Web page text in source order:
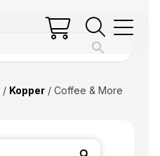
/ Kopper/ Coffee & More